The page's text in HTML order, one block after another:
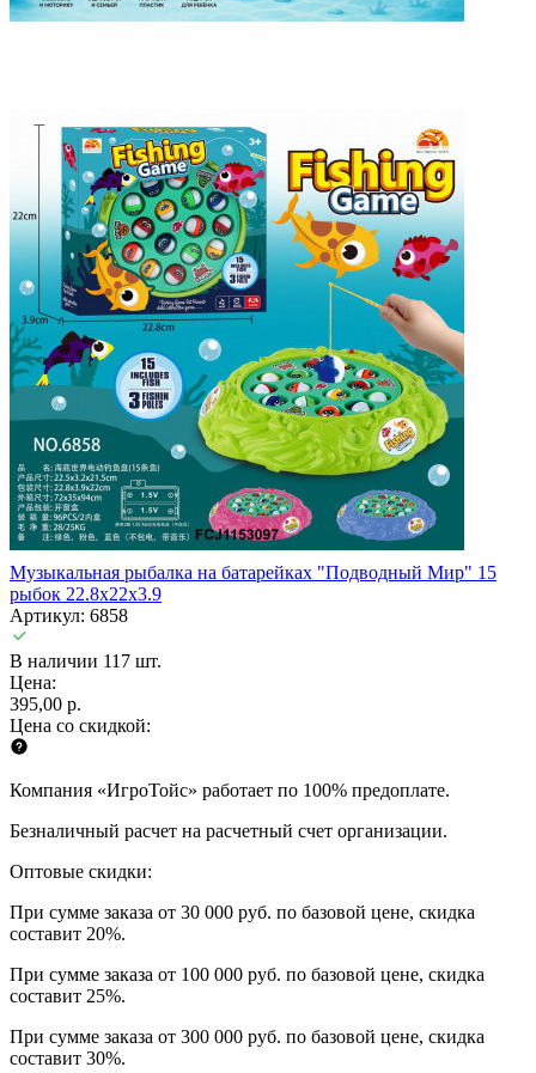
Музыкальная рыбалка на батарейках "Подводный Мир" 15
рыбок 22.8х22х3.9
Артикул: 6858
В наличии 117 шт.
Цена:
395,00 р.
Цена со скидкой:
Компания «ИгроТойс» работает по 100% предоплате.
Безналичный расчет на расчетный счет организации.
Оптовые скидки:
При сумме заказа от 30 000 руб. по базовой цене, скидка
составит 20%.
При сумме заказа от 100 000 руб. по базовой цене, скидка
составит 25%.
При сумме заказа от 300 000 руб. по базовой цене, скидка
составит 30%.